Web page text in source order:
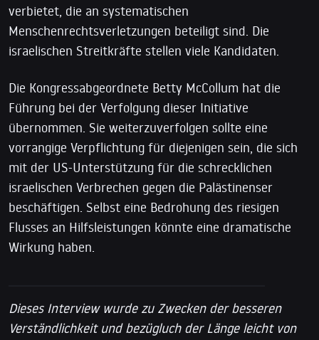
verbietet, die an systematischen
Menschenrechtsverletzungen beteiligt sind. Die
israelischen Streitkräfte stellen viele Kandidaten.
Die Kongressabgeordnete Betty McCollum hat die
Führung bei der Verfolgung dieser Initiative
übernommen. Sie weiterzuverfolgen sollte eine
vorrangige Verpflichtung für diejenigen sein, die sich
mit der US-Unterstützung für die schrecklichen
israelischen Verbrechen gegen die Palästinenser
beschäftigen. Selbst eine Bedrohung des riesigen
Flusses an Hilfsleistungen könnte eine dramatische
Wirkung haben.
Dieses Interview wurde zu Zwecken der besseren
Verständlichkeit und bezügluch der Länge leicht von